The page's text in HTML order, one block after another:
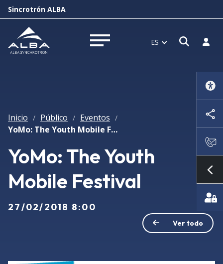
Sincrotrón ALBA
Abrir menú ES Abrir
Inicio / Público / Eventos /
YoMo: The Youth Mobile Festival
YoMo: The Youth
Mobile Festival
27/02/2018 8:00
Ver todo